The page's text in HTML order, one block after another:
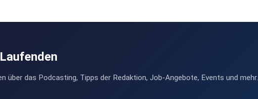
über das Podcasting, Tipps der Redaktion, Job-Angebote, Events und mehr.